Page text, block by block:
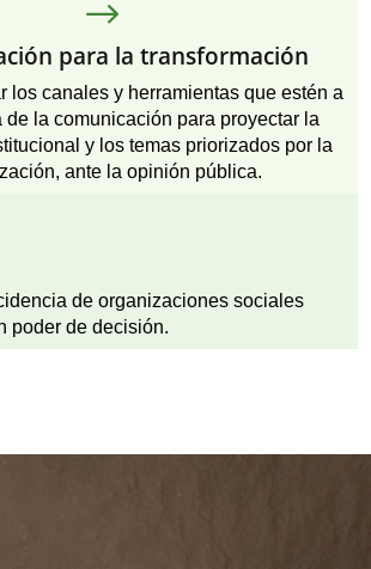
$
para la transformación
los canales y herramientas que estén a
de la comunicación para proyectar la
y los temas priorizados por la
ante la opinión pública.
de organizaciones sociales
poder de decisión.